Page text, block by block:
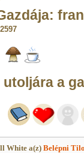
a
White a(z)Belépni